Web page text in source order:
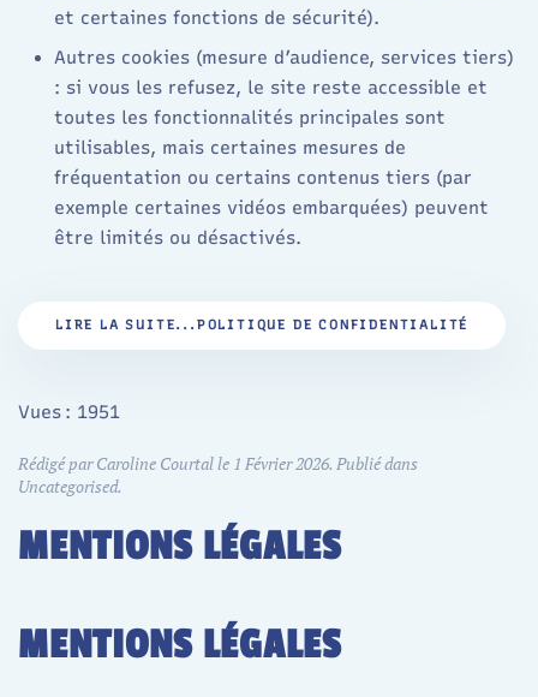
et certaines fonctions de sécurité).
Autres cookies (mesure d’audience, services tiers)
: si vous les refusez, le site reste accessible et
toutes les fonctionnalités principales sont
utilisables, mais certaines mesures de
fréquentation ou certains contenus tiers (par
exemple certaines vidéos embarquées) peuvent
être limités ou désactivés.
LIRE LA SUITE...POLITIQUE DE CONFIDENTIALITÉ
Vues : 1951
Rédigé par Caroline Courtal le 1 Février 2026. Publié dans
Uncategorised.
MENTIONS LÉGALES
MENTIONS LÉGALES